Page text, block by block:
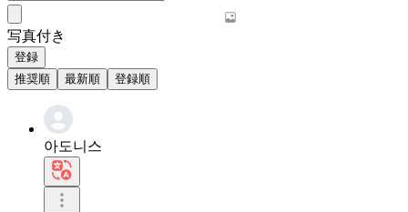
写真付き
登録
推奨順
最新順 登録順
아도니스